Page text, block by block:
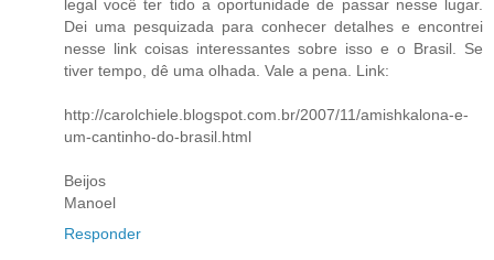
legal você ter tido a oportunidade de passar nesse lugar.
Dei uma pesquizada para conhecer detalhes e encontrei
nesse link coisas interessantes sobre isso e o Brasil. Se
tiver tempo, dê uma olhada. Vale a pena. Link:
http://carolchiele.blogspot.com.br/2007/11/amishkalona-e-
um-cantinho-do-brasil.html
Beijos
Manoel
Responder